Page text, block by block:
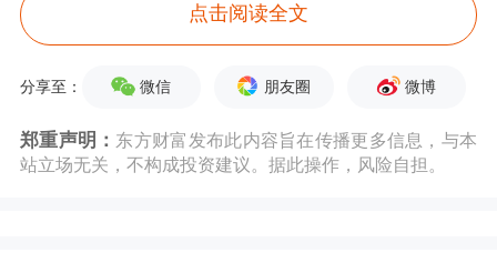
情有望在震荡中延续，投资上应紧密关
多重利好叠加沪指时隔10年重回4100点
点击阅读全文
分享至： 微信 朋友圈 微博
郑重声明： 东方财富发布此内容旨在传播更多信息，与本
站立场无关，不构成投资建议。据此操作，风险自担。